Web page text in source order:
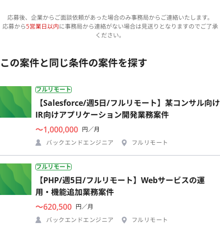
応募後、企業からご面談依頼があった場合のみ事務局からご連絡いたします。
応募から5営業日以内に事務局から連絡がない場合は見送りとなりますのでご了承
ください。
この案件と同じ条件の案件を探す
フルリモート
【Salesforce/週5日/フルリモート】某コンサル向け
IR向けアプリケーション開発業務案件
〜1,000,000 円／月
バックエンドエンジニア
フルリモート
フルリモート
【PHP/週5日/フルリモート】Webサービスの運
用・機能追加業務案件
〜620,500 円／月
バックエンドエンジニア
フルリモート